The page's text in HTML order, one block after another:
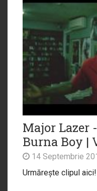
Major Lazer
Burna Boy |
14 Septembrie
Urmărește clipul aici!